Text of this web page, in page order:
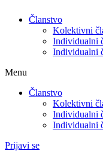
Članstvo
Kolektivni
Individualni
Individualni
Menu
Članstvo
Kolektivni
Individualni
Individualni
Prijavi se